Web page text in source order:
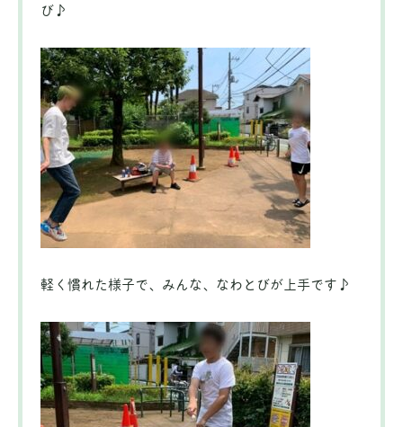
び♪
軽く慣れた様子で、みんな、なわとびが上手です♪